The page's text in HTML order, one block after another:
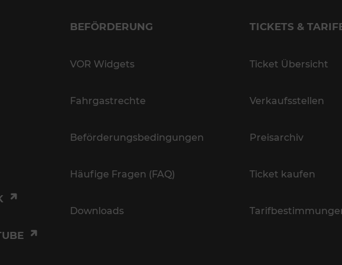
BEFÖRDERUNG
VOR Widgets
Fahrgastrechte
Beförderungsbedingungen
Häufige Fragen (FAQ)
Downloads
TICKETS &
Ticket Übersicht
Verkaufsstellen
Preisarchiv
Ticket kaufen